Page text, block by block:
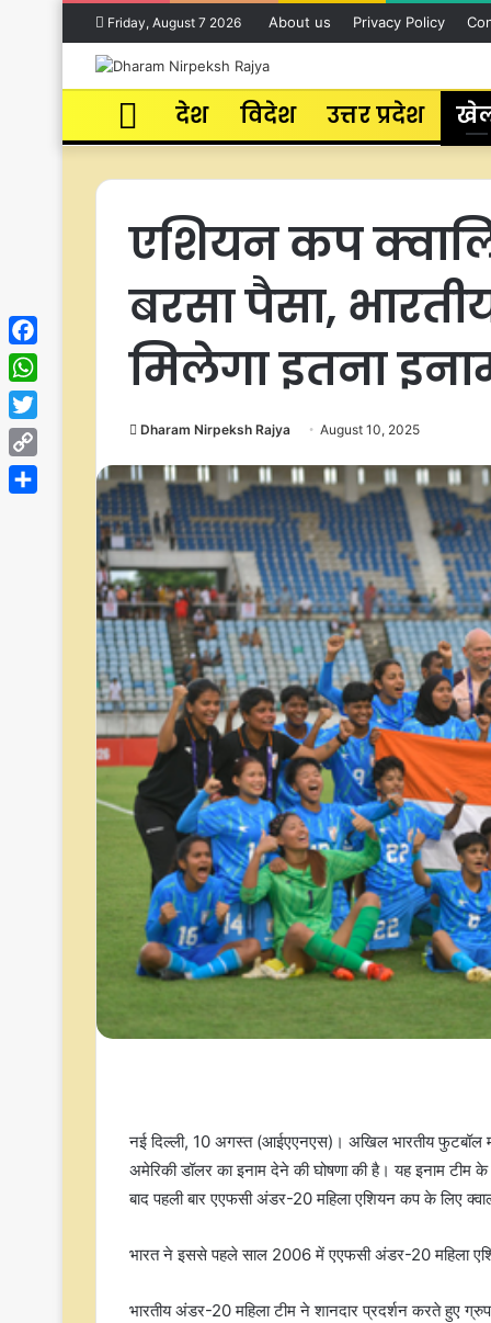
Friday, August 7 2026 About us Privacy Policy
Home
देश विदेश उत्तर प्रदेश
एशियन कप
बरसा पैसा,
मिलेगा इतना
Dharam Nirpeksh Rajya August 10, 2025
नई दिल्ली, 10 अगस्त (आईएएनएस)। अखिल भारतीय
अमेरिकी डॉलर का इनाम देने की घोषणा की है। यह इनाम टीम
बाद पहली बार एएफसी अंडर-20 महिला एशियन कप के लिए
भारत ने इससे पहले साल 2006 में एएफसी अंडर-20 महिला
भारतीय अंडर-20 महिला टीम ने शानदार प्रदर्शन करते हुए
Facebook
WhatsApp
Twitter
Copy
Link